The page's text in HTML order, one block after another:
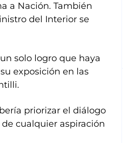
a Nación. También
del Interior se
solo logro que haya
exposición en las
priorizar el diálogo
cualquier aspiración